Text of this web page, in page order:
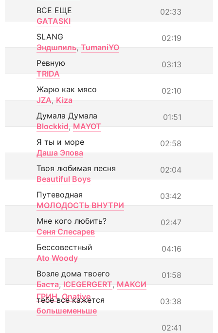
02:33
ВСЕ ЕЩЕ
GATASKI
02:19
SLANG
Эндшпиль, TumaniYO
03:13
Ревную
TRIDA
02:10
Жарю как мясо
JZA, Kiza
01:51
Думала Думала
Blockkid, MAYOT
02:58
Я ты и море
Даша Эпова
02:04
Твоя любимая песня
Beautiful Boys
03:42
Путеводная
МОЛОДОСТЬ ВНУТРИ
02:47
Мне кого любить?
Сеня Слесарев
04:16
Бессовестный
Ato Woody
01:58
Возле дома твоего
Баста, ICEGERGERT, МАКСИ
ГРИН, Onative 03:38
тебе все кажется
большеменьше
02:41